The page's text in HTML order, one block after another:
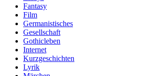
Fantasy
Film
Germanistisches
Gesellschaft
Gothicleben
Internet
Kurzgeschichten
Lyrik